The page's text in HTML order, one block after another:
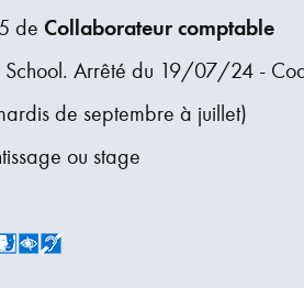
de Collaborateur comptable
School. Arrêté du 19/07/24 -
de septembre à juillet)
ou stage